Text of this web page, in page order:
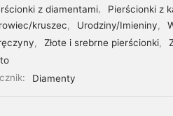
z diamentami, Pierścionki z
kruszec, Urodziny/Imieniny,
, Złote i srebrne pierścionki,
Diamenty